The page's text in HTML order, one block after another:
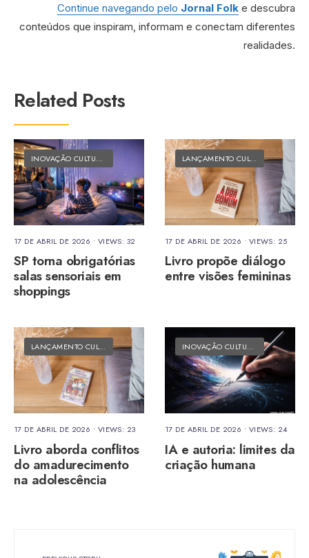
Continue navegando pelo Jornal Folk e descubra
conteúdos que inspiram, informam e conectam diferentes
realidades.
Related Posts
INOVAÇÃO CULTURAL MATÉRIAS DO FOLK
17 DE ABRIL DE 2026 • VIEWS: 32
SP torna obrigatórias
salas sensoriais em
shoppings
LANÇAMENTO CULTURAL •
17 DE ABRIL DE 2026 • VIEWS: 25
Livro propõe diálogo
entre visões femininas
LANÇAMENTO CULTURAL •MATÉRIAS DO FOLK
17 DE ABRIL DE 2026 • VIEWS: 23
Livro aborda conflitos
do amadurecimento
na adolescência
INOVAÇÃO CULTURAL •MATÉRIAS
17 DE ABRIL DE 2026 • VIEWS: 24
IA e autoria: limites da
criação humana